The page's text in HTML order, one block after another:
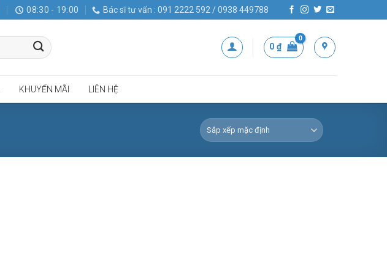
08:30 - 19:00 Bác sĩ tư vấn : 091 2222 592 / 0938 449788
0₫
KHUYẾN MÃI LIÊN HỆ